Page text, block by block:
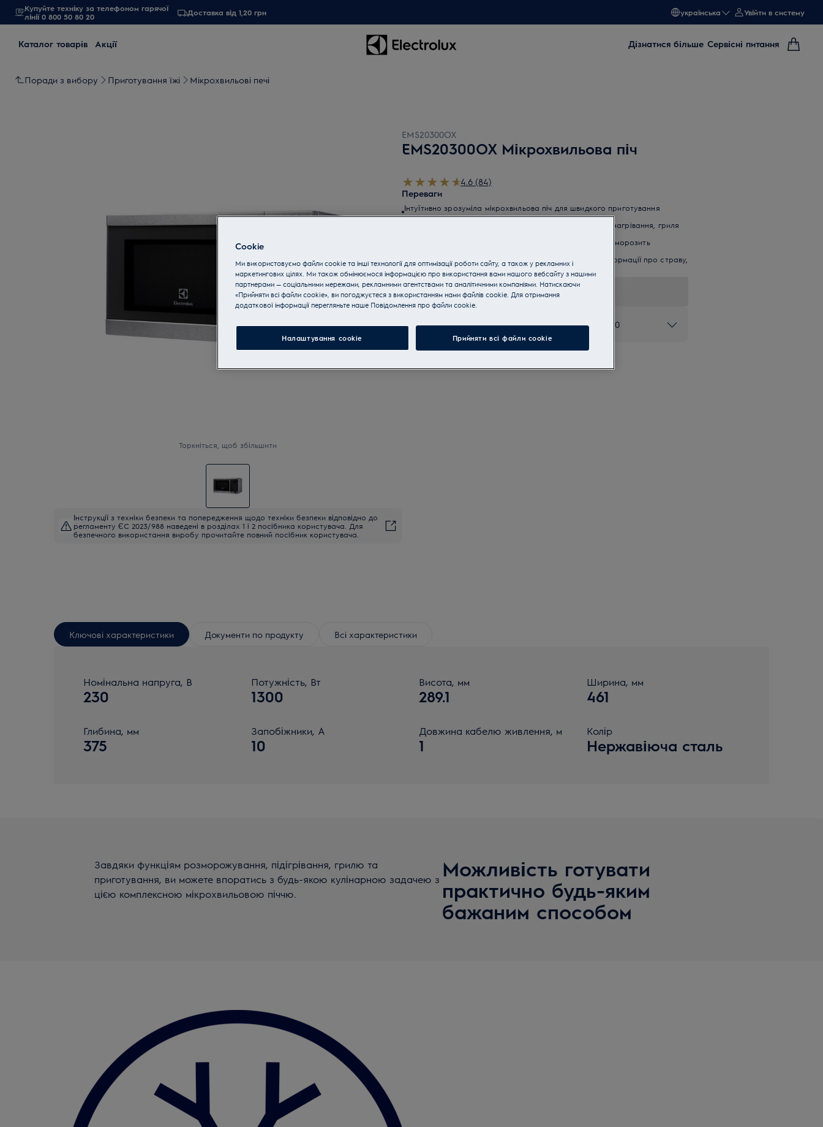
Купуйте техніку за телефоном гарячої
лінії 0 800 50 80 20
Доставка від 1,20 грн українська Увійти в систему
Каталог товарів Акції Дізнатися більше Сервісні питання
Поради з вибору Приготування їжі Мікрохвильові печі
Торкніться, щоб збільшити
Інструкції з техніки безпеки та попередження щодо техніки безпеки відповідно до
регламенту ЄС 2023/988 наведені в розділах 1 і 2 посібника користувача. Для
безпечного використання виробу прочитайте повний посібник користувача.
EMS20300OX
EMS20300OX Мікрохвильова піч
4.6 (84)
Переваги
Інтуїтивно зрозуміла мікрохвильова піч для швидкого приготування
гарних страв
Універсальна мікрохвильова піч для розморожування, нагрівання, гриля
Автоматична програма розморожування ретельно розморозить
Цифровий дисплей для швидкого отримання точної інформації про страву,
що готується
Купуйте техніку за телефоном 0 800 50 80 20
Ключові характеристики Документи по продукту Всі характеристики
Номінальна напруга, В
230
Потужність, Вт
1300
Висота, мм
289.1
Ширина, мм
461
Глибина, мм
375
Запобіжники, А
10
Довжина кабелю живлення, м
1
Колір
Нержавіюча сталь
Можливість готувати
практично будь-яким
бажаним способом
Завдяки функціям розморожування, підігрівання, грилю та
приготування, ви можете впоратись з будь-якою кулінарною задачею з
цією комплексною мікрохвильовою піччю.
Cookie
Ми використовуємо файли cookie та інші технології для оптимізації роботи сайту, а також у рекламних і
маркетингових цілях. Ми також обмінюємося інформацією про використання вами нашого вебсайту з нашими
партнерами — соціальними мережами, рекламними агентствами та аналітичними компаніями. Натискаючи
«Прийняти всі файли cookie», ви погоджуєтеся з використанням нами файлів cookie. Для отримання
додаткової інформації перегляньте наше Пoвідомлення прo файли cookie.
Налаштування cookie Прийняти всі файли сookie